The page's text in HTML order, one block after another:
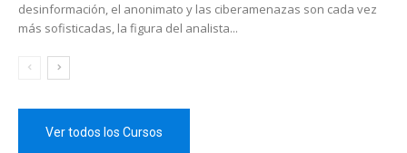
desinformación, el anonimato y las ciberamenazas son cada vez
más sofisticadas, la figura del analista...
Ver todos los Cursos